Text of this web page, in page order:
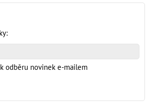
odběru novinek e-mailem